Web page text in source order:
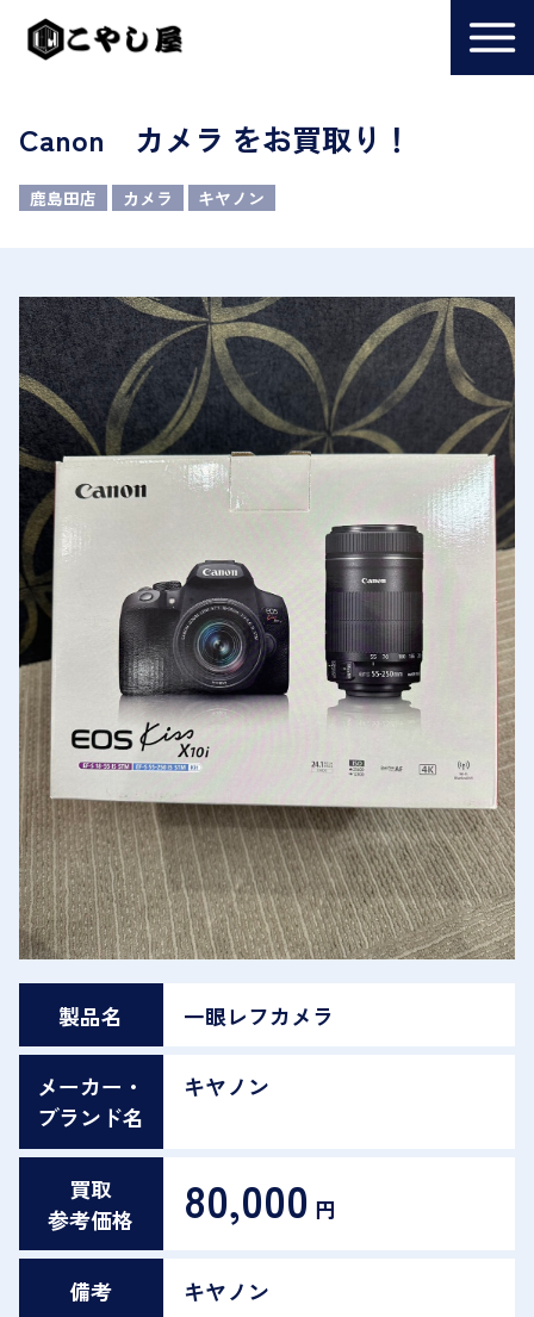
Canon カメラ をお買取り！
鹿島田店 カメラ キヤノン
製品名 一眼レフカメラ
メーカー・
ブランド名
キヤノン
買取
参考価格
80,000 円
備考 キヤノン